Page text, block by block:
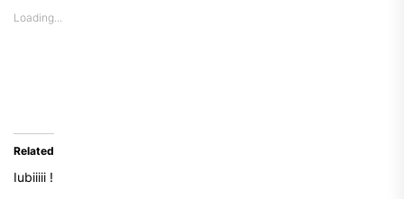
Loading...
Related
Iubiiiii !